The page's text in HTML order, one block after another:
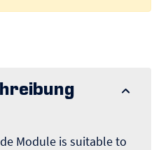
Module is suitable to